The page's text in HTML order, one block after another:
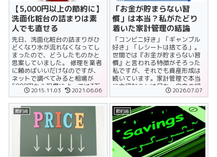
【5,000円以上の節約に】
洗面化粧台の詰まりは素
人でも直せる
先日、洗面化粧台の詰まりがひ
どくなり水が流れなくなってし
まったので、どうしたものかと
思案していました。 修理を業者
に頼めばいいだけなのですが、
ネットで調べてみると相場が
5000円から程度によっては3万
円くらいかかるケースが多いと
のこと（泣......
2015.11.03 2021.06.06
「お金が貯まらない習
慣」は本当？私がたどり
着いた家計管理の結論
「コンビニ好き」「ギャンブル
好き」「レシートは捨てる」。
世間では『お金が貯まらない習
慣』と言われる特徴がそろった
私ですが、それでも資産形成は
続いています。家計管理で本当
に大切なことは何か、自身の経
験をもとに解説します。2026.07.07
節約術 節約術